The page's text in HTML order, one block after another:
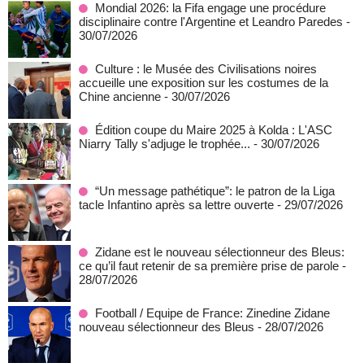
Mondial 2026: la Fifa engage une procédure
disciplinaire contre l'Argentine et Leandro Paredes -
30/07/2026
Culture : le Musée des Civilisations noires
accueille une exposition sur les costumes de la
Chine ancienne - 30/07/2026
Édition coupe du Maire 2025 à Kolda : L'ASC
Niarry Tally s'adjuge le trophée... - 30/07/2026
“Un message pathétique”: le patron de la Liga
tacle Infantino après sa lettre ouverte - 29/07/2026
Zidane est le nouveau sélectionneur des Bleus:
ce qu’il faut retenir de sa première prise de parole -
28/07/2026
Football / Equipe de France: Zinedine Zidane
nouveau sélectionneur des Bleus - 28/07/2026